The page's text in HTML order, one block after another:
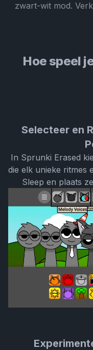
zwart-wit mod.
Hoe speel
Selecteer en
In Sprunki Erased
die elk unieke ritmes
Sleep en plaats